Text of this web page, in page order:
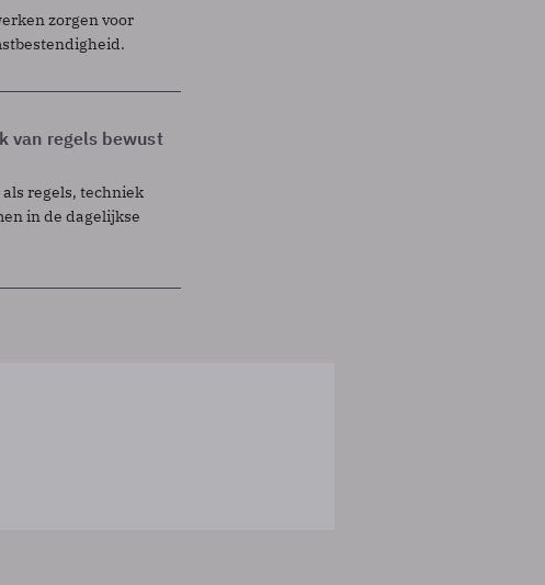
zorgen voor
van regels bewust
regels, techniek
in de dagelijkse